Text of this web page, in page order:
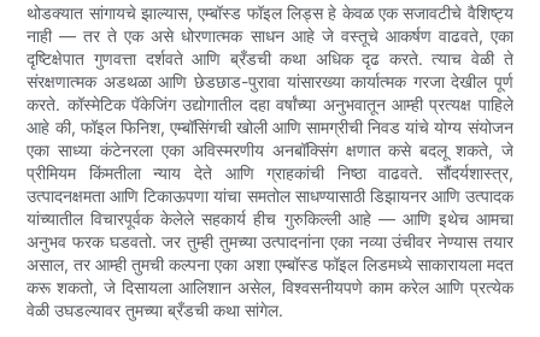
थोडक्यात सांगायचे झाल्यास, एम्बॉस्ड फॉइल लिड्स हे केवळ एक सजावटीचे वैशिष्ट्य
नाही — तर ते एक असे धोरणात्मक साधन आहे जे वस्तूचे आकर्षण वाढवते, एका
दृष्टिक्षेपात गुणवत्ता दर्शवते आणि ब्रँडची कथा अधिक दृढ करते. त्याच वेळी ते
संरक्षणात्मक अडथळा आणि छेडछाड-पुरावा यांसारख्या कार्यात्मक गरजा देखील पूर्ण
करते. कॉस्मेटिक पॅकेजिंग उद्योगातील दहा वर्षांच्या अनुभवातून आम्ही प्रत्यक्ष पाहिले
आहे की, फॉइल फिनिश, एम्बॉसिंगची खोली आणि सामग्रीची निवड यांचे योग्य संयोजन
एका साध्या कंटेनरला एका अविस्मरणीय अनबॉक्सिंग क्षणात कसे बदलू शकते, जे
प्रीमियम किंमतीला न्याय देते आणि ग्राहकांची निष्ठा वाढवते. सौंदर्यशास्त्र,
उत्पादनक्षमता आणि टिकाऊपणा यांचा समतोल साधण्यासाठी डिझायनर आणि उत्पादक
यांच्यातील विचारपूर्वक केलेले सहकार्य हीच गुरुकिल्ली आहे — आणि इथेच आमचा
अनुभव फरक घडवतो. जर तुम्ही तुमच्या उत्पादनांना एका नव्या उंचीवर नेण्यास तयार
असाल, तर आम्ही तुमची कल्पना एका अशा एम्बॉस्ड फॉइल लिडमध्ये साकारायला मदत
करू शकतो, जे दिसायला आलिशान असेल, विश्वसनीयपणे काम करेल आणि प्रत्येक
वेळी उघडल्यावर तुमच्या ब्रँडची कथा सांगेल.